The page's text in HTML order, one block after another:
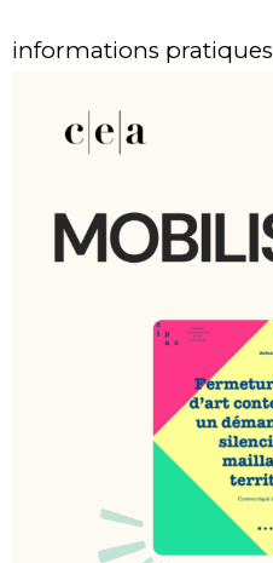
informations pratiques